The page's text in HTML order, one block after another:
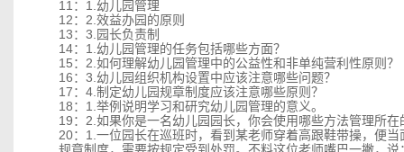
11：1.幼儿园管理
12：2.效益办园的原则
13：3.园长负责制
14：1.幼儿园管理的任务包括哪些方面？
15：2.如何理解幼儿园管理中的公益性和非单纯营利性原则？
16：3.幼儿园组织机构设置中应该注意哪些问题？
17：4.制定幼儿园规章制度应该注意哪些原则？
18：1.举例说明学习和研究幼儿园管理的意义。
19：2.如果你是一名幼儿园园长，你会使用哪些方法管理所
20：1.一位园长在巡班时，看到某老师穿着高跟鞋带操，便